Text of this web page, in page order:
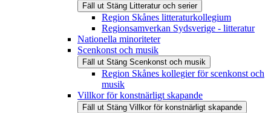
Fäll ut Stäng Litteratur och serier
Region Skånes litteraturkollegium
Regionsamverkan Sydsverige - litteratur
Nationella minoriteter
Scenkonst och musik
Fäll ut Stäng Scenkonst och musik
Region Skånes kollegier för scenkonst och
musik
Villkor för konstnärligt skapande
Fäll ut Stäng Villkor för konstnärligt skapande